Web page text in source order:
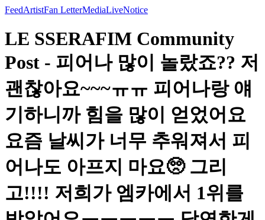
FeedArtistFan LetterMediaLiveNotice
LE SSERAFIM Community
Post - 피어나 많이 놀랐죠?? 저
괜찮아요~~~ㅠㅠ 피어나랑 얘
기하니까 힘을 많이 얻었어요
요즘 날씨가 너무 추워져서 피
어나도 아프지 마요🥺 그리
고!!!! 저희가 엠카에서 1위를